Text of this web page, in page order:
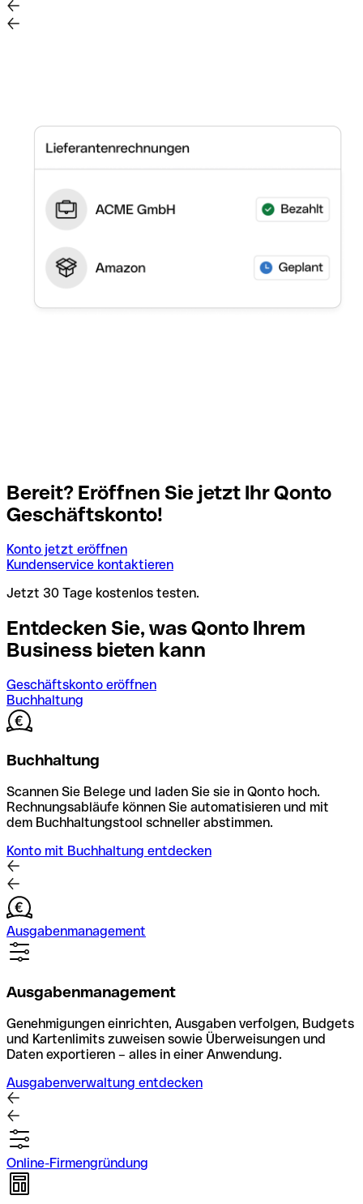
Bereit? Eröffnen Sie jetzt Ihr Qonto
Geschäftskonto!
Konto jetzt eröffnen
Kundenservice kontaktieren
Jetzt 30 Tage kostenlos testen.
Entdecken Sie, was Qonto Ihrem
Business bieten kann
Geschäftskonto eröffnen
Buchhaltung
Buchhaltung
Scannen Sie Belege und laden Sie sie in Qonto hoch.
Rechnungsabläufe können Sie automatisieren und mit
dem Buchhaltungstool schneller abstimmen.
Konto mit Buchhaltung entdecken
Ausgabenmanagement
Ausgabenmanagement
Genehmigungen einrichten, Ausgaben verfolgen, Budgets
und Kartenlimits zuweisen sowie Überweisungen und
Daten exportieren – alles in einer Anwendung.
Ausgabenverwaltung entdecken
Online-Firmengründung